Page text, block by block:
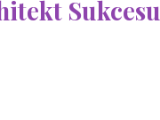
Sukcesu